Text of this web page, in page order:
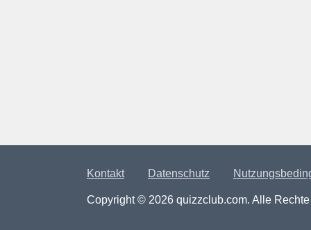
Kontakt Datenschutz
Copyright © 2026 quizzclub.com. Alle